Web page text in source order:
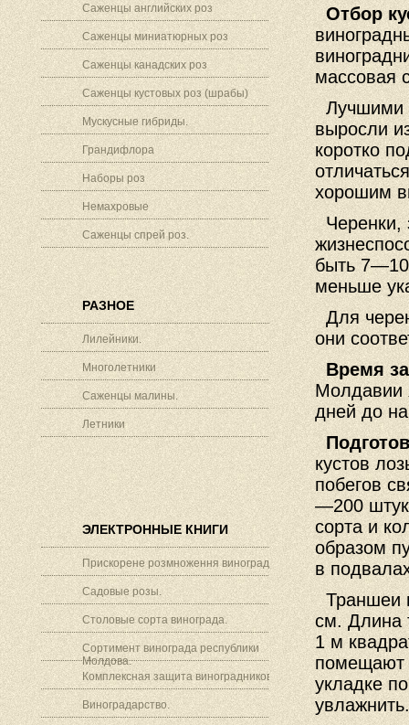
Саженцы английских роз
Саженцы миниатюрных роз
Саженцы канадских роз
Саженцы кустовых роз (шрабы)
Мускусные гибриды.
Грандифлора
Наборы роз
Немахровые
Саженцы спрей роз.
РАЗНОЕ
Лилейники.
Многолетники
Саженцы малины.
Летники
ЭЛЕКТРОННЫЕ КНИГИ
Прискорене розмноження винограду.
Садовые розы.
Столовые сорта винограда.
Сортимент винограда республики
Молдова.
Комплексная защита виноградников.
Виноградарство.
Отбор
массовая
Лучшими
выросли
коротко
хорошим
Черенки,
быть
меньше
Для
они
Время
Молдавии
дней до
кустов
побегов
—200
сорта и
образом
в
Траншеи
см. Длина
1 м
помещают
укладке